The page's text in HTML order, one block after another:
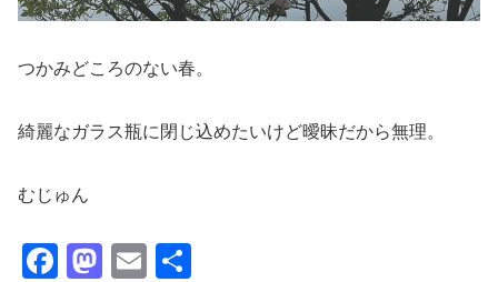
つかみどころのない春。
綺麗なガラス瓶に閉じ込めたいけど曖昧だから無理。
むじゅん
F
M
E